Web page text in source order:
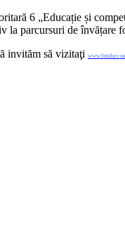
6 „Educație și
parcursuri de
invităm să vizitaţi www.fonduri-